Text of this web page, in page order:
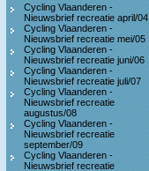
Cycling Vlaanderen -
Nieuwsbrief recreatie april/04
Cycling Vlaanderen -
Nieuwsbrief recreatie mei/05
Cycling Vlaanderen -
Nieuwsbrief recreatie juni/06
Cycling Vlaanderen -
Nieuwsbrief recreatie juli/07
Cycling Vlaanderen -
Nieuwsbrief recreatie
augustus/08
Cycling Vlaanderen -
Nieuwsbrief recreatie
september/09
Cycling Vlaanderen -
Nieuwsbrief recreatie